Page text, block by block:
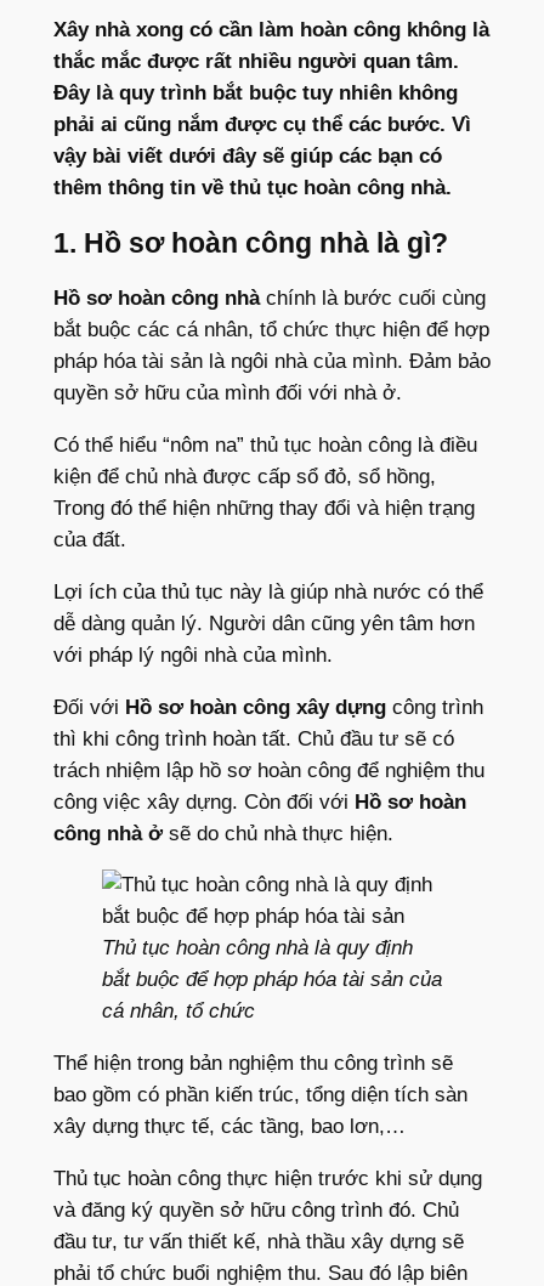
Xây nhà xong có cần làm hoàn công không là
thắc mắc được rất nhiều người quan tâm.
Đây là quy trình bắt buộc tuy nhiên không
phải ai cũng nắm được cụ thể các bước. Vì
vậy bài viết dưới đây sẽ giúp các bạn có
thêm thông tin về thủ tục hoàn công nhà.
1. Hồ sơ hoàn công nhà là gì?
Hồ sơ hoàn công nhàchính là bước cuối cùng
bắt buộc các cá nhân, tổ chức thực hiện để hợp
pháp hóa tài sản là ngôi nhà của mình. Đảm bảo
quyền sở hữu của mình đối với nhà ở.
Có thể hiểu “nôm na” thủ tục hoàn công là điều
kiện để chủ nhà được cấp sổ đỏ, sổ hồng,
Trong đó thể hiện những thay đổi và hiện trạng
của đất.
Lợi ích của thủ tục này là giúp nhà nước có thể
dễ dàng quản lý. Người dân cũng yên tâm hơn
với pháp lý ngôi nhà của mình.
Đối với Hồ sơ hoàn công xây dựngcông trình
thì khi công trình hoàn tất. Chủ đầu tư sẽ có
trách nhiệm lập hồ sơ hoàn công để nghiệm thu
công việc xây dựng. Còn đối với Hồ sơ hoàn
công nhà ởsẽ do chủ nhà thực hiện.
Thủ tục hoàn công nhà là quy định
bắt buộc để hợp pháp hóa tài sản của
cá nhân, tổ chức
Thể hiện trong bản nghiệm thu công trình sẽ
bao gồm có phần kiến trúc, tổng diện tích sàn
xây dựng thực tế, các tầng, bao lơn,…
Thủ tục hoàn công thực hiện trước khi sử dụng
và đăng ký quyền sở hữu công trình đó. Chủ
đầu tư, tư vấn thiết kế, nhà thầu xây dựng sẽ
phải tổ chức buổi nghiệm thu. Sau đó lập biên